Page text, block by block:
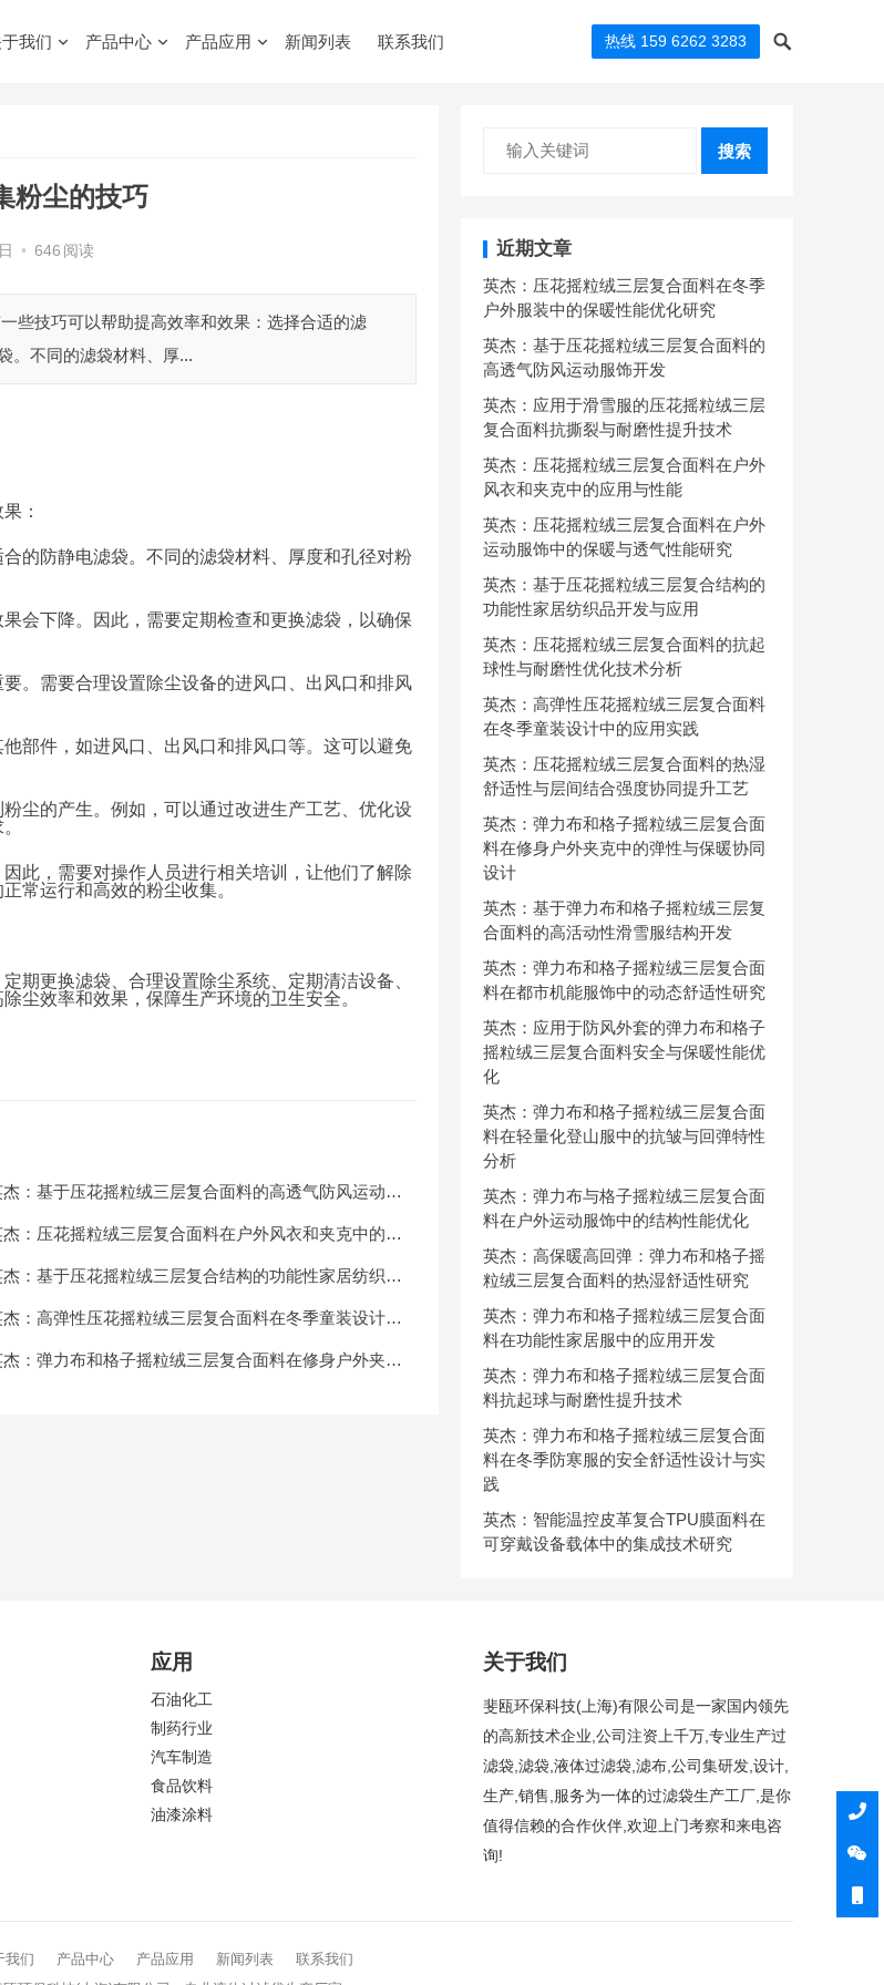
我们 产品中心 产品应用 新闻列表 联系我们 热线 159 6262 3283
粉尘的技巧
• 646 阅读
些技巧可以帮助提高效率和效果：选择合适的滤
。不同的滤袋材料、厚...
：
的防静电滤袋。不同的滤袋材料、厚度和孔径对粉
会下降。因此，需要定期检查和更换滤袋，以确保
。需要合理设置除尘设备的进风口、出风口和排风
部件，如进风口、出风口和排风口等。这可以避免
尘的产生。例如，可以通过改进生产工艺、优化设
此，需要对操作人员进行相关培训，让他们了解除
常运行和高效的粉尘收集。
期更换滤袋、合理设置除尘系统、定期清洁设备、
尘效率和效果，保障生产环境的卫生安全。
杰：基于压花摇粒绒三层复合面料的高透气防风运动服
杰：压花摇粒绒三层复合面料在户外风衣和夹克中的应
杰：基于压花摇粒绒三层复合结构的功能性家居纺织品
杰：高弹性压花摇粒绒三层复合面料在冬季童装设计中
杰：弹力布和格子摇粒绒三层复合面料在修身户外夹克
搜索
近期文章
英杰：压花摇粒绒三层复合面料在冬季
户外服装中的保暖性能优化研究
英杰：基于压花摇粒绒三层复合面料的
高透气防风运动服饰开发
英杰：应用于滑雪服的压花摇粒绒三层
复合面料抗撕裂与耐磨性提升技术
英杰：压花摇粒绒三层复合面料在户外
风衣和夹克中的应用与性能
英杰：压花摇粒绒三层复合面料在户外
运动服饰中的保暖与透气性能研究
英杰：基于压花摇粒绒三层复合结构的
功能性家居纺织品开发与应用
英杰：压花摇粒绒三层复合面料的抗起
球性与耐磨性优化技术分析
英杰：高弹性压花摇粒绒三层复合面料
在冬季童装设计中的应用实践
英杰：压花摇粒绒三层复合面料的热湿
舒适性与层间结合强度协同提升工艺
英杰：弹力布和格子摇粒绒三层复合面
料在修身户外夹克中的弹性与保暖协同
设计
英杰：基于弹力布和格子摇粒绒三层复
合面料的高活动性滑雪服结构开发
英杰：弹力布和格子摇粒绒三层复合面
料在都市机能服饰中的动态舒适性研究
英杰：应用于防风外套的弹力布和格子
摇粒绒三层复合面料安全与保暖性能优
化
英杰：弹力布和格子摇粒绒三层复合面
料在轻量化登山服中的抗皱与回弹特性
分析
英杰：弹力布与格子摇粒绒三层复合面
料在户外运动服饰中的结构性能优化
英杰：高保暖高回弹：弹力布和格子摇
粒绒三层复合面料的热湿舒适性研究
英杰：弹力布和格子摇粒绒三层复合面
料在功能性家居服中的应用开发
英杰：弹力布和格子摇粒绒三层复合面
料抗起球与耐磨性提升技术
英杰：弹力布和格子摇粒绒三层复合面
料在冬季防寒服的安全舒适性设计与实
践
英杰：智能温控皮革复合TPU膜面料在
可穿戴设备载体中的集成技术研究
应用
石油化工
制药行业
汽车制造
食品饮料
油漆涂料
关于我们
斐瓯环保科技(上海)有限公司是一家国内领先
的高新技术企业,公司注资上千万,专业生产过
滤袋,滤袋,液体过滤袋,滤布,公司集研发,设计,
生产,销售,服务为一体的过滤袋生产工厂,是你
值得信赖的合作伙伴,欢迎上门考察和来电咨
询!
我们 产品中心 产品应用 新闻列表
联系我们